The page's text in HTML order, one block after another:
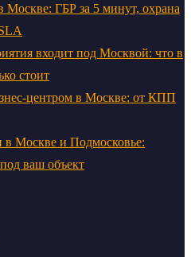
Москве: ГБР за 5 минут, охрана
входит под Москвой: что в
стоит
центром в Москве: от КПП
Москве и Подмосковье:
ваш объект